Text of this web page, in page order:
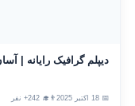
دیپلم گرافیک رایانه |
👨‍🎓 242+ نفر